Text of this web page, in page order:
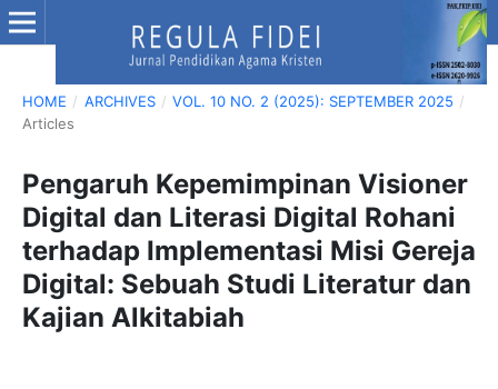
HOME / ARCHIVES / VOL. 10 NO. 2 (2025): SEPTEMBER 2025 /
Articles
Pengaruh Kepemimpinan Visioner
Digital dan Literasi Digital Rohani
terhadap Implementasi Misi Gereja
Digital: Sebuah Studi Literatur dan
Kajian Alkitabiah